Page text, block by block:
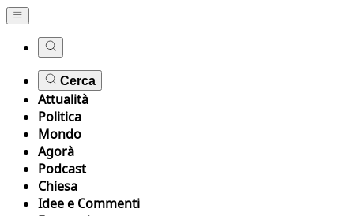
Cerca
Attualità
Politica
Mondo
Agorà
Podcast
Chiesa
Idee e Commenti